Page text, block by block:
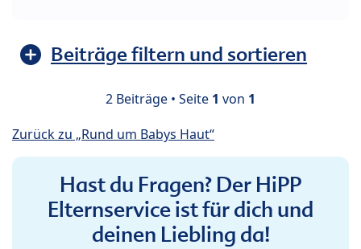
Beiträge filtern und sortieren
2 Beiträge • Seite 1 von 1
Zurück zu „Rund um Babys Haut“
Hast du Fragen? Der HiPP
Elternservice ist für dich und
deinen Liebling da!